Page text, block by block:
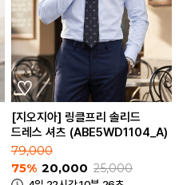
[지오지아] 링클프리 솔리드
드레스 셔츠 (ABE5WD1104_A)
79,000
75% 20,000 25,000